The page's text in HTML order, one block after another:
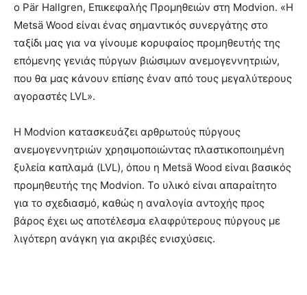
ο Pär Hallgren, Επικεφαλής Προμηθειών στη Modvion. «Η
Metsä Wood είναι ένας σημαντικός συνεργάτης στο
ταξίδι μας για να γίνουμε κορυφαίος προμηθευτής της
επόμενης γενιάς πύργων βιώσιμων ανεμογεννητριών,
που θα μας κάνουν επίσης έναν από τους μεγαλύτερους
αγοραστές LVL».
Η Modvion κατασκευάζει αρθρωτούς πύργους
ανεμογεννητριών χρησιμοποιώντας πλαστικοποιημένη
ξυλεία καπλαμά (LVL), όπου η Metsä Wood είναι βασικός
προμηθευτής της Modvion. Το υλικό είναι απαραίτητο
για το σχεδιασμό, καθώς η αναλογία αντοχής προς
βάρος έχει ως αποτέλεσμα ελαφρύτερους πύργους με
λιγότερη ανάγκη για ακριβές ενισχύσεις.